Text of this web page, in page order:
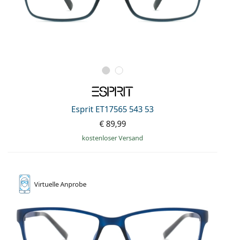
Esprit ET17565 543 53
€ 89,99
kostenloser Versand
VirtuelleAnprobe